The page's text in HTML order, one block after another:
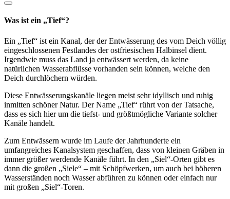
Was ist ein „Tief“?
Ein „Tief“ ist ein Kanal, der der Entwässerung des vom Deich völlig
eingeschlossenen Festlandes der ostfriesischen Halbinsel dient.
Irgendwie muss das Land ja entwässert werden, da keine
natürlichen Wasserabflüsse vorhanden sein können, welche den
Deich durchlöchern würden.
Diese Entwässerungskanäle liegen meist sehr idyllisch und ruhig
inmitten schöner Natur. Der Name „Tief“ rührt von der Tatsache,
dass es sich hier um die tiefst- und größtmögliche Variante solcher
Kanäle handelt.
Zum Entwässern wurde im Laufe der Jahrhunderte ein
umfangreiches Kanalsystem geschaffen, dass von kleinen Gräben in
immer größer werdende Kanäle führt. In den „Siel“-Orten gibt es
dann die großen „Siele“ – mit Schöpfwerken, um auch bei höheren
Wasserständen noch Wasser abführen zu können oder einfach nur
mit großen „Siel“-Toren.